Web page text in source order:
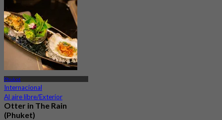
Phuket
Internacional
Al aire libre/Exterior
Otter in The Rain
(Phuket)